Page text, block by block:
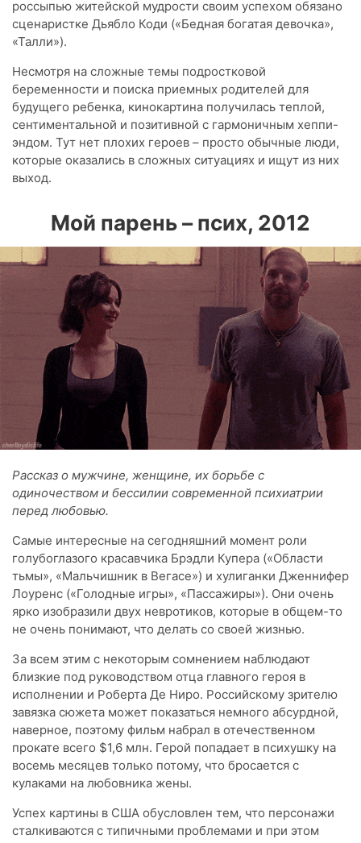
россыпью житейской мудрости своим успехом обязано
сценаристке Дьябло Коди («Бедная богатая девочка»,
«Талли»).
Несмотря на сложные темы подростковой
беременности и поиска приемных родителей для
будущего ребенка, кинокартина получилась теплой,
сентиментальной и позитивной с гармоничным хеппи-
эндом. Тут нет плохих героев – просто обычные люди,
которые оказались в сложных ситуациях и ищут из них
выход.
Мой парень – псих, 2012
Рассказ о мужчине, женщине, их борьбе с
одиночеством и бессилии современной психиатрии
перед любовью.
Самые интересные на сегодняшний момент роли
голубоглазого красавчика Брэдли Купера («Области
тьмы», «Мальчишник в Вегасе») и хулиганки Дженнифер
Лоуренс («Голодные игры», «Пассажиры»). Они очень
ярко изобразили двух невротиков, которые в общем-то
не очень понимают, что делать со своей жизнью.
За всем этим с некоторым сомнением наблюдают
близкие под руководством отца главного героя в
исполнении и Роберта Де Ниро. Российскому зрителю
завязка сюжета может показаться немного абсурдной,
наверное, поэтому фильм набрал в отечественном
прокате всего $1,6 млн. Герой попадает в психушку на
восемь месяцев только потому, что бросается с
кулаками на любовника жены.
Успех картины в США обусловлен тем, что персонажи
сталкиваются с типичными проблемами и при этом